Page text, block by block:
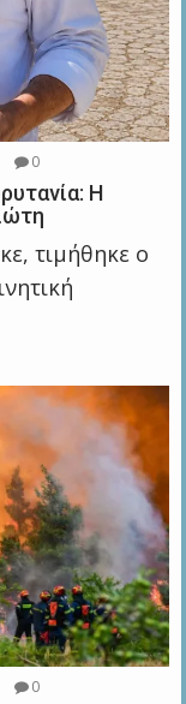
0
Η
τιμήθηκε ο
0